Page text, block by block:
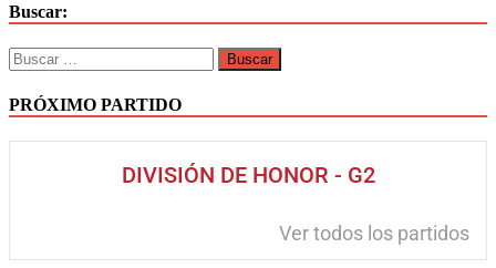
Buscar:
PRÓXIMO PARTIDO
DIVISIÓN DE HONOR - G2
Ver todos los partidos